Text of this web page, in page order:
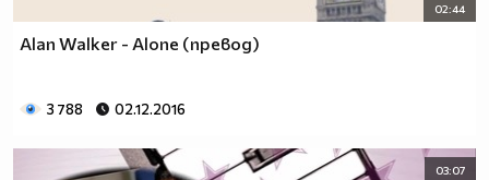
02:44
Alan Walker - Alone (превод)
3 788 02.12.2016
03:07